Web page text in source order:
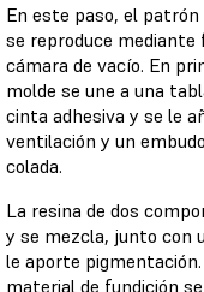
En este paso, el
se reproduce mediante
cámara de vacío. En
molde se une a una
cinta adhesiva y se le
ventilación y un
colada.
La resina de dos
y se mezcla, junto con
le aporte
material de fundición